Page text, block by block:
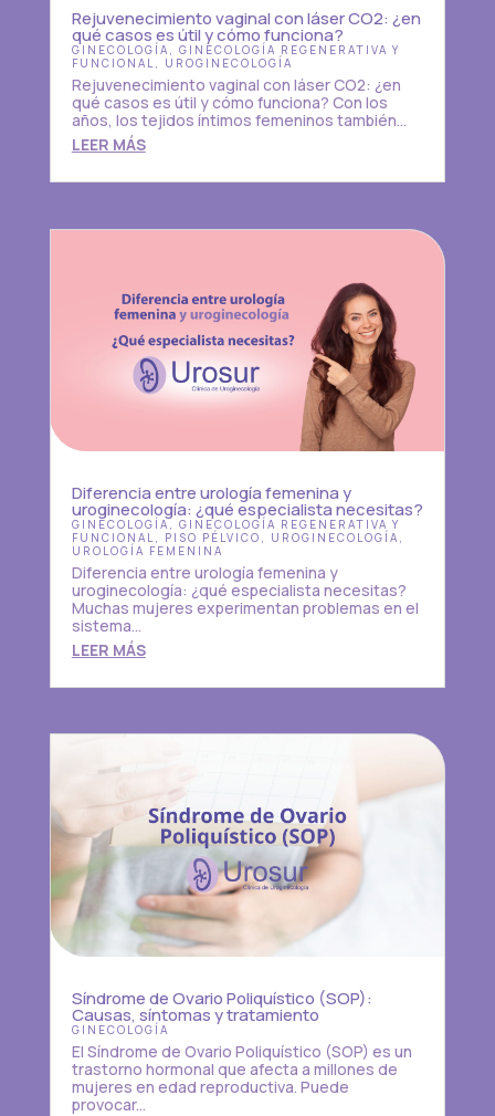
Rejuvenecimiento vaginal con láser CO2: ¿en
qué casos es útil y cómo funciona?
GINECOLOGÍA , GINECOLOGÍA REGENERATIVA Y
FUNCIONAL, UROGINECOLOGÍA
Rejuvenecimiento vaginal con láser CO2: ¿en
qué casos es útil y cómo funciona? Con los
años, los tejidos íntimos femeninos también...
LEER MÁS
Diferencia entre urología femenina y
uroginecología: ¿qué especialista necesitas?
GINECOLOGÍA , GINECOLOGÍA REGENERATIVA Y
FUNCIONAL, PISO PÉLVICO , UROGINECOLOGÍA ,
UROLOGÍA FEMENINA
Diferencia entre urología femenina y
uroginecología: ¿qué especialista necesitas?
Muchas mujeres experimentan problemas en el
sistema...
LEER MÁS
Síndrome de Ovario Poliquístico (SOP):
Causas, síntomas y tratamiento
GINECOLOGÍA
El Síndrome de Ovario Poliquístico (SOP) es un
trastorno hormonal que afecta a millones de
mujeres en edad reproductiva. Puede
provocar...